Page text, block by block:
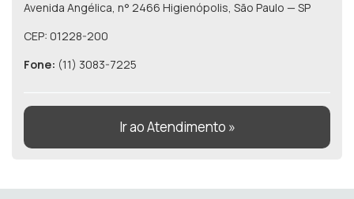
Avenida Angélica, n° 2466 Higienópolis, São Paulo — SP
CEP: 01228-200
Fone: (11) 3083-7225
Ir ao Atendimento »